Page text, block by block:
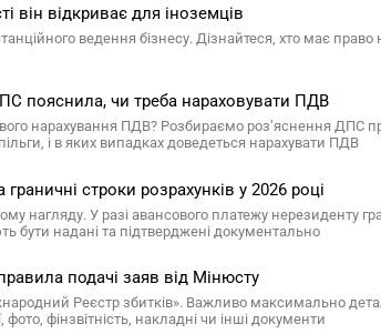
він відкриває для іноземців
ведення бізнесу. Дізнайтеся, хто має
пояснила, чи треба нараховувати ПДВ
нарахування ПДВ? Розбираємо роз’яснення ДПС
і в яких випадках доведеться нарахувати ПДВ
строки розрахунків у 2026 році
нагляду. У разі авансового платежу нерезиденту
бути надані та підтверджені документально
подачі заяв від Мінюсту
Реєстр збитків». Важливо максимально
фінзвітність, накладні чи інші документи